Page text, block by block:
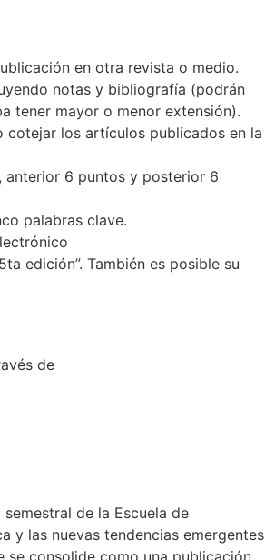
en otra revista o medio.
notas y bibliografía (podrán
tener mayor o menor extensión).
cotejar los artículos publicados en la
anterior 6 puntos y posterior 6
palabras clave.
edición”. También es posible su
de
de la Escuela de
y las nuevas tendencias emergentes
consolide como una publicación